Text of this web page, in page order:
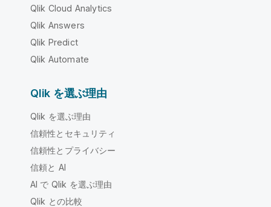
Qlik Cloud Analytics
Qlik Answers
Qlik Predict
Qlik Automate
Qlik を選ぶ理由
Qlik を選ぶ理由
信頼性とセキュリティ
信頼性とプライバシー
信頼と AI
AI で Qlik を選ぶ理由
Qlik との比較